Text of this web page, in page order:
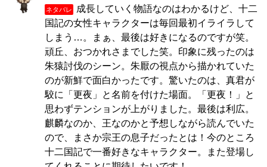
ネタバレ
成長していく物語なのはわかるけど、十二
国記の女性キャラクターは毎回最初イライラして
しまう…。まぁ、最後は好きになるのですが笑。
頑丘、おつかれさまでした笑。印象に残ったのは
朱猿討伐のシーン。朱厭の視点から描かれていた
のが新鮮で面白かったです。驚いたのは、真君が
駮に「更夜」と名前を付けた場面。「更夜！」と
思わずテンションが上がりました。最後は利広。
麒麟なのか、王なのかと予想しながら読んでいた
ので、まさか宗王の息子だったとは！今のところ
十二国記で一番好きなキャラクター。また登場し